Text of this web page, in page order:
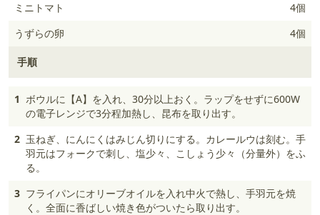
ミニトマト
4個
うずらの卵
4個
手順
1 ボウルに【A】を入れ、30分以上おく。ラップをせずに600W
の電子レンジで3分程加熱し、昆布を取り出す。
2 玉ねぎ、にんにくはみじん切りにする。カレールウは刻む。手
羽元はフォークで刺し、塩少々、こしょう少々（分量外）をふ
る。
3 フライパンにオリーブオイルを入れ中火で熱し、手羽元を焼
く。全面に香ばしい焼き色がついたら取り出す。